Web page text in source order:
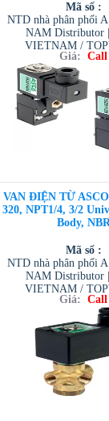
Mã số :
NTD nhà phân phối
NAM Distributor
VIETNAM /
VIETNAM /
/ TESCOM
Giá: Call
VAN ĐIỆN TỪ ASCO
320, NPT1/4, 3/2
Body,
Mã số :
NTD nhà phân phối
NAM Distributor
VIETNAM /
VIETNAM /
/ TESCOM
Giá: Call